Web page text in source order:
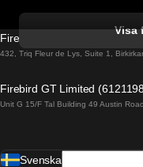
Tåg
Visa
Firebird GT Limited (OC
432, Triq Fleur de Lys, Suite 1,
Firebird GT Limited
Unit G 15/F Tal Building 49 Austin
Svenska